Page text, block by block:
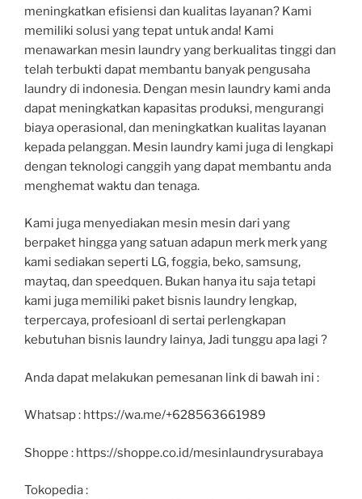
meningkatkan efisiensi dan kualitas layanan? Kami
memiliki solusi yang tepat untuk anda! Kami
menawarkan mesin laundry yang berkualitas tinggi dan
telah terbukti dapat membantu banyak pengusaha
laundry di indonesia. Dengan mesin laundry kami anda
dapat meningkatkan kapasitas produksi, mengurangi
biaya operasional, dan meningkatkan kualitas layanan
kepada pelanggan. Mesin laundry kami juga di lengkapi
dengan teknologi canggih yang dapat membantu anda
menghemat waktu dan tenaga.
Kami juga menyediakan mesin mesin dari yang
berpaket hingga yang satuan adapun merk merk yang
kami sediakan seperti LG, foggia, beko, samsung,
maytaq, dan speedquen. Bukan hanya itu saja tetapi
kami juga memiliki paket bisnis laundry lengkap,
terpercaya, profesioanl di sertai perlengkapan
kebutuhan bisnis laundry lainya, Jadi tunggu apa lagi ?
Anda dapat melakukan pemesanan link di bawah ini :
Whatsap : https://wa.me/+628563661989
Shoppe : https://shoppe.co.id/mesinlaundrysurabaya
Tokopedia :